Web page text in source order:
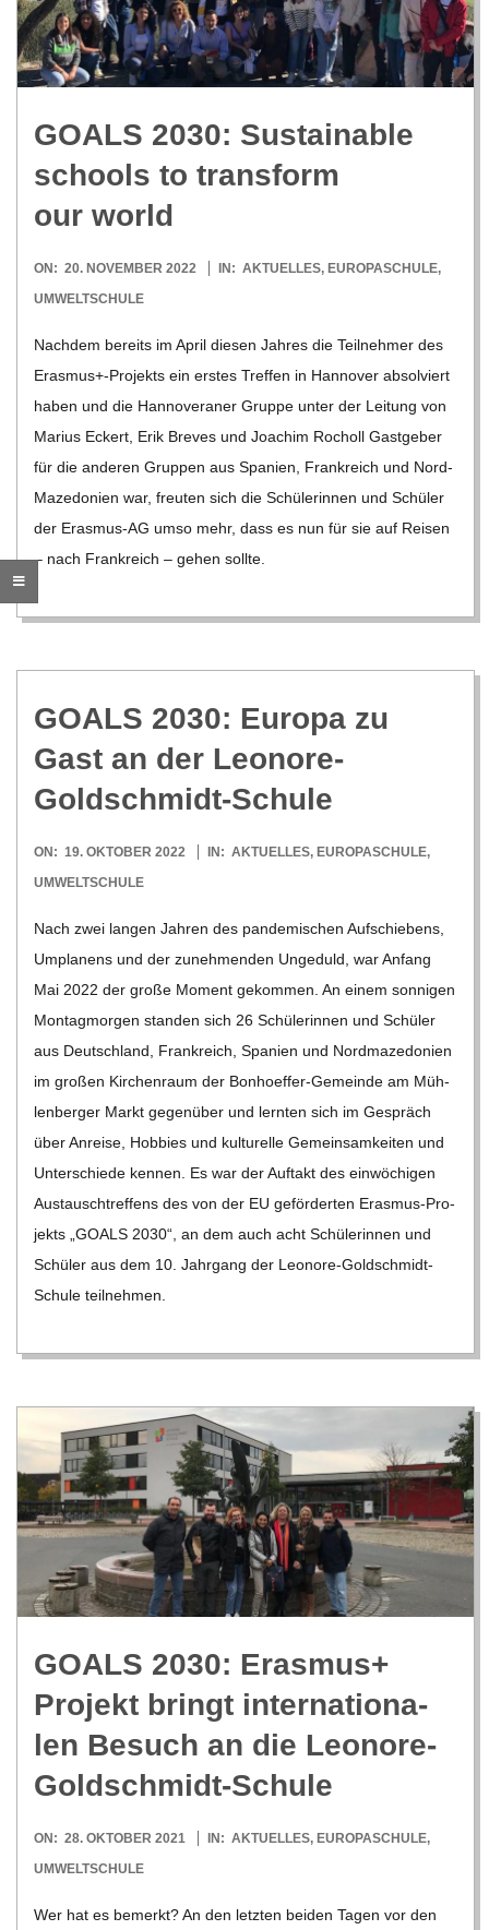
R
E
G
O
L
D
S
C
H
M
D
T
-
S
C
H
U
L
E
GOALS 2030: Sus­tainable
schools to trans­form
our world
2022-
11-
ON: 20. NOVEMBER 2022 IN: AKTUELLES, EUROPASCHULE,
UMWELTSCHULE
Nach­dem bereits im April die­sen Jah­res die Teil­neh­mer des
Erasmus+-Projekts ein ers­tes Tref­fen in Han­no­ver absol­viert
haben und die Han­no­ve­ra­ner Gruppe unter der Lei­tung von
Marius Eckert, Erik Bre­ves und Joa­chim Rocholl Gast­ge­ber
für die ande­ren Grup­pen aus Spa­nien, Frank­reich und Nord-
Maze­­do­­nien war, freu­ten sich die Schü­le­rin­nen und Schü­ler
der Eras­­mus-AG umso mehr, dass es nun für sie auf Rei­sen
– nach Frank­reich – gehen sollte.
GOALS 2030: Europa zu
Gast an der Leonore-
Goldschmidt-Schule
2022-
10-
ON: 19. OKTOBER 2022 IN: AKTUELLES, EUROPASCHULE,
UMWELTSCHULE
Nach zwei lan­gen Jah­ren des pan­de­mi­schen Auf­schie­bens,
Umpla­nens und der zuneh­men­den Unge­duld, war Anfang
Mai 2022 der große Moment gekom­men. An einem son­ni­gen
Mon­tag­mor­gen stan­den sich 26 Schü­le­rin­nen und Schü­ler
aus Deutsch­land, Frank­reich, Spa­nien und Nord­ma­ze­do­nien
im gro­ßen Kir­chen­raum der Bon­hoe­f­­fer-Gemeinde am Müh­
len­ber­ger Markt gegen­über und lern­ten sich im Gespräch
über Anreise, Hob­bies und kul­tu­relle Gemein­sam­kei­ten und
Unter­schiede ken­nen. Es war der Auf­takt des ein­wö­chi­gen
Aus­tausch­tref­fens des von der EU geför­der­ten Eras­­mus-Pro­­
jekts „GOALS 2030“, an dem auch acht Schü­le­rin­nen und
Schü­ler aus dem 10. Jahr­gang der Leo­­nore-Gol­d­­schmidt-
Schule teil­neh­men.
GOALS 2030: Eras­mus+
Pro­jekt bringt inter­na­tio­na­
len Besuch an die Leonore-
Goldschmidt-Schule
2021-
10-
ON: 28. OKTOBER 2021 IN: AKTUELLES, EUROPASCHULE,
UMWELTSCHULE
Wer hat es bemerkt? An den letz­ten bei­den Tagen vor den